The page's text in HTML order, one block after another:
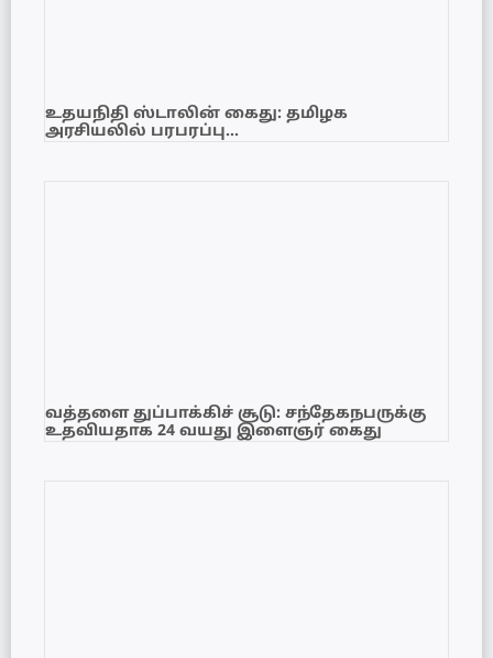
உதயநிதி ஸ்டாலின் கைது: தமிழக
அரசியலில் பரபரப்பு…
வத்தளை துப்பாக்கிச் சூடு: சந்தேகநபருக்கு
உதவியதாக 24 வயது இளைஞர் கைது